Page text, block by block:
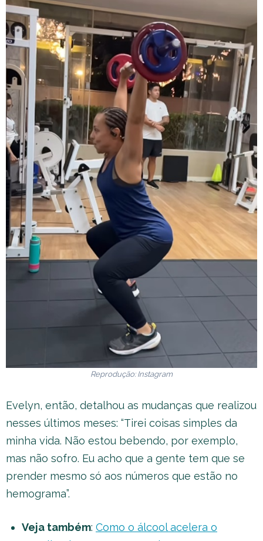
Reprodução: Instagram
Evelyn, então, detalhou as mudanças que realizou
nesses últimos meses: “Tirei coisas simples da
minha vida. Não estou bebendo, por exemplo,
mas não sofro. Eu acho que a gente tem que se
prender mesmo só aos números que estão no
hemograma”.
Veja também: Como o álcool acelera o